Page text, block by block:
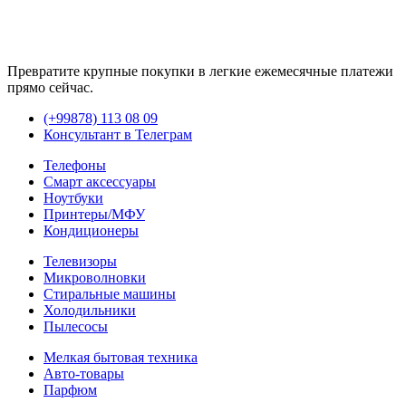
Превратите крупные покупки в легкие ежемесячные платежи
прямо сейчас.
(+99878) 113 08 09
Консультант в Телеграм
Телефоны
Смарт аксессуары
Ноутбуки
Принтеры/МФУ
Кондиционеры
Телевизоры
Микроволновки
Стиральные машины
Холодильники
Пылесосы
Мелкая бытовая техника
Авто-товары
Парфюм